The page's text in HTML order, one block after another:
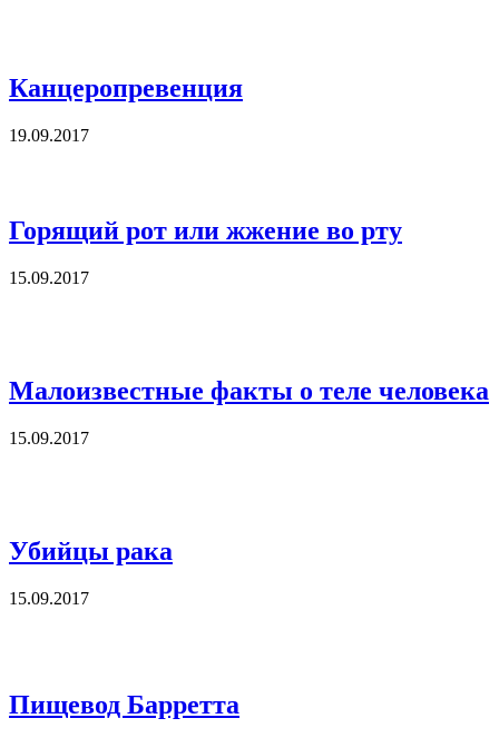
Канцеропревенция
19.09.2017
Горящий рот или жжение во рту
15.09.2017
Малоизвестные факты о теле человека
15.09.2017
Убийцы рака
15.09.2017
Пищевод Барретта